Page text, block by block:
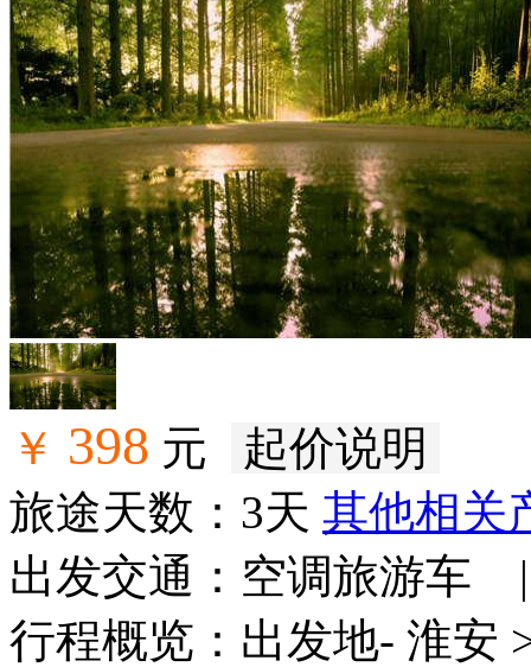
￥ 398 元 起价说明
旅途天数：3天 其他相关
出发交通：空调旅游车
行程概览：出发地- 淮安